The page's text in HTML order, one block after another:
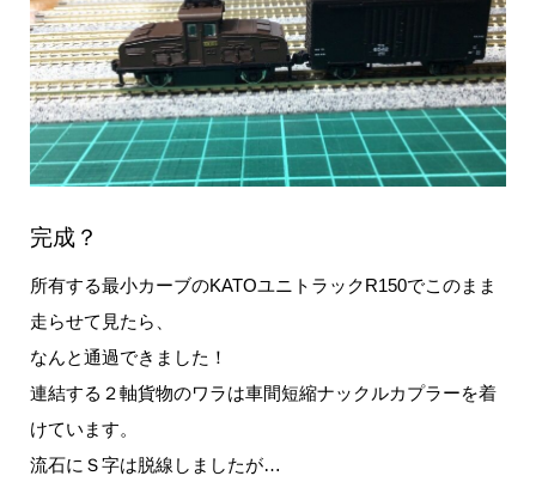
完成？
所有する最小カーブのKATOユニトラックR150でこのまま
走らせて見たら、
なんと通過できました！
連結する２軸貨物のワラは車間短縮ナックルカプラーを着
けています。
流石にＳ字は脱線しましたが…